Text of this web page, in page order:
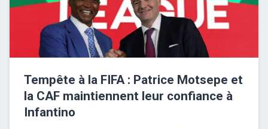
Tempête à la FIFA : Patrice Motsepe et
la CAF maintiennent leur confiance à
Infantino